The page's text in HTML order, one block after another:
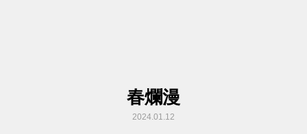
春爛漫
2024.01.12